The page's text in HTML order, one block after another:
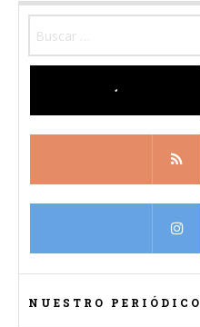
NUESTRO PERIÓDICO